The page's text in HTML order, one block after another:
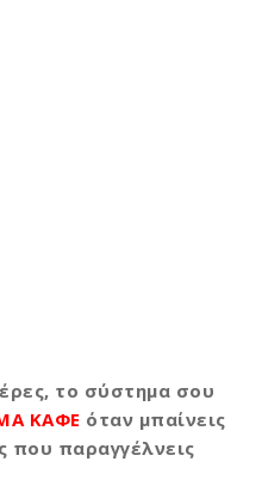
το σύστημα σου
ΚΑΦΕ όταν μπαίνεις
που παραγγέλνεις